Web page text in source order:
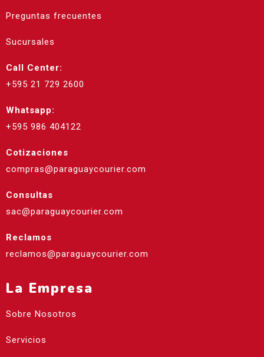
Preguntas frecuentes
Sucursales
Call Center:
+595 21 729 2600
Whatsapp:
+595 986 404122
Cotizaciones
compras@paraguaycourier.com
Consultas
sac@paraguaycourier.com
Reclamos
reclamos@paraguaycourier.com
La Empresa
Sobre Nosotros
Servicios